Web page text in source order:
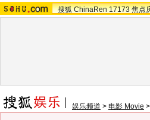
搜狐 ChinaRen 17173 焦点
娱乐频道 > 电影 Movie >